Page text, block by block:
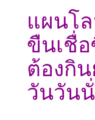
แผนโ
ขืนเชื่
ต้องกิ
วันวัน